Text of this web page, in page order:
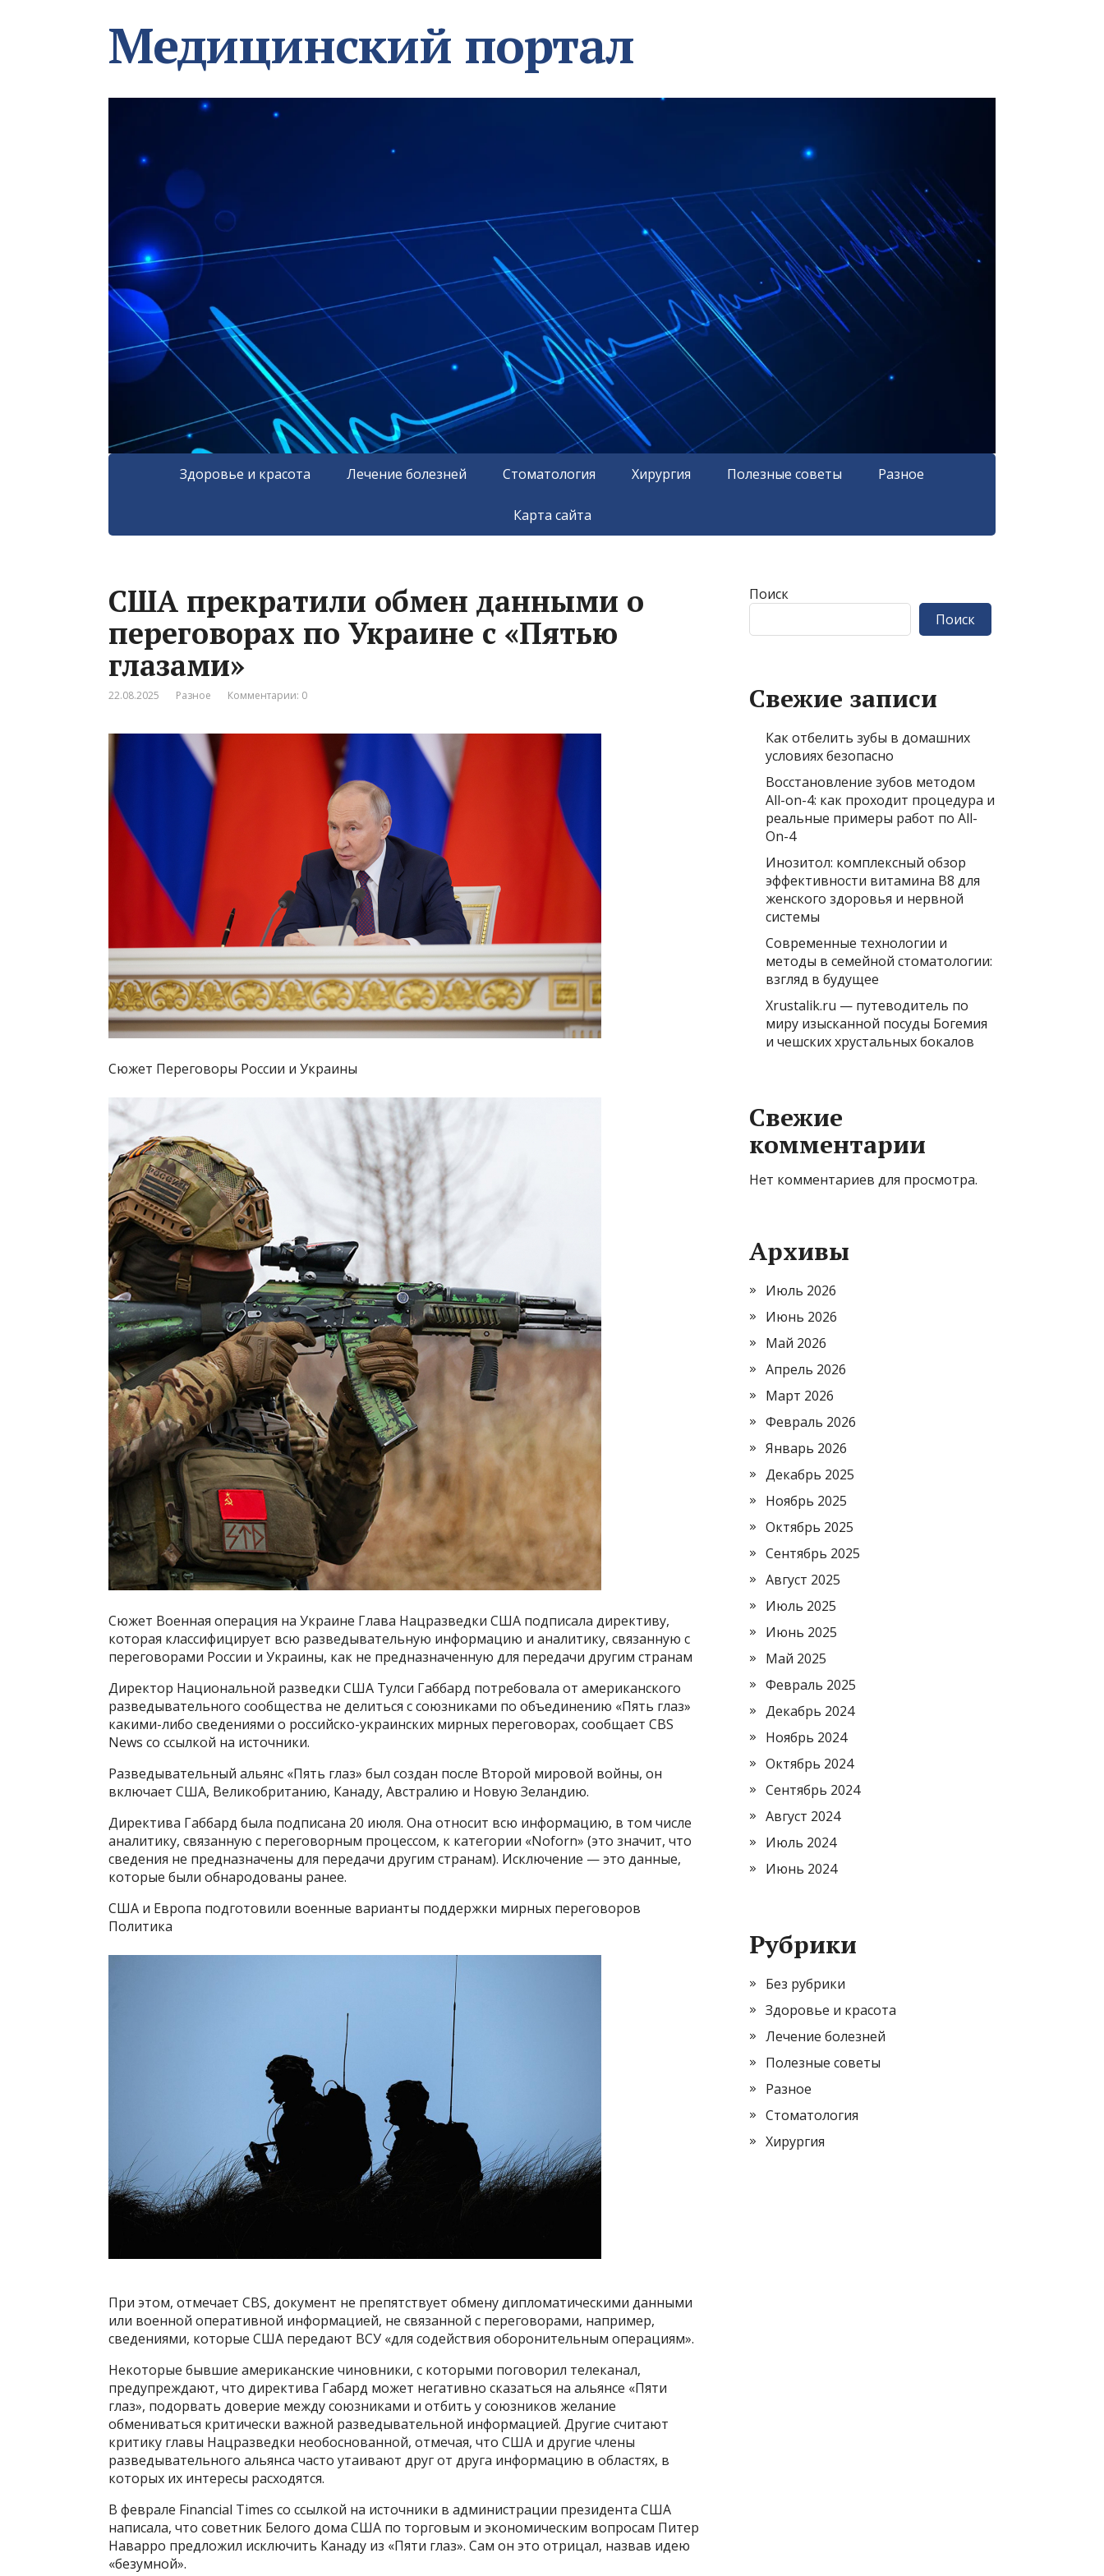
Медицинский портал
Здоровье и красота Лечение болезней Стоматология Хирургия Полезные советы Разное
Карта сайта
США прекратили обмен данными о
переговорах по Украине с «Пятью
глазами»
22.08.2025 Разное Комментарии: 0
Сюжет Переговоры России и Украины
Сюжет Военная операция на Украине Глава Нацразведки США подписала директиву,
которая классифицирует всю разведывательную информацию и аналитику, связанную с
переговорами России и Украины, как не предназначенную для передачи другим странам
Директор Национальной разведки США Тулси Габбард потребовала от американского
разведывательного сообщества не делиться с союзниками по объединению «Пять глаз»
какими-либо сведениями о российско-украинских мирных переговорах, сообщает CBS
News со ссылкой на источники.
Разведывательный альянс «Пять глаз» был создан после Второй мировой войны, он
включает США, Великобританию, Канаду, Австралию и Новую Зеландию.
Директива Габбард была подписана 20 июля. Она относит всю информацию, в том числе
аналитику, связанную с переговорным процессом, к категории «Noforn» (это значит, что
сведения не предназначены для передачи другим странам). Исключение — это данные,
которые были обнародованы ранее.
США и Европа подготовили военные варианты поддержки мирных переговоров
Политика
При этом, отмечает CBS, документ не препятствует обмену дипломатическими данными
или военной оперативной информацией, не связанной с переговорами, например,
сведениями, которые США передают ВСУ «для содействия оборонительным операциям».
Некоторые бывшие американские чиновники, с которыми поговорил телеканал,
предупреждают, что директива Габард может негативно сказаться на альянсе «Пяти
глаз», подорвать доверие между союзниками и отбить у союзников желание
обмениваться критически важной разведывательной информацией. Другие считают
критику главы Нацразведки необоснованной, отмечая, что США и другие члены
разведывательного альянса часто утаивают друг от друга информацию в областях, в
которых их интересы расходятся.
В феврале Financial Times со ссылкой на источники в администрации президента США
написала, что советник Белого дома США по торговым и экономическим вопросам Питер
Наварро предложил исключить Канаду из «Пяти глаз». Сам он это отрицал, назвав идею
«безумной».
Поиск
Поиск
Свежие записи
Как отбелить зубы в домашних
условиях безопасно
Восстановление зубов методом
All-on-4: как проходит процедура и
реальные примеры работ по All-
On-4
Инозитол: комплексный обзор
эффективности витамина B8 для
женского здоровья и нервной
системы
Современные технологии и
методы в семейной стоматологии:
взгляд в будущее
Xrustalik.ru — путеводитель по
миру изысканной посуды Богемия
и чешских хрустальных бокалов
Свежие
комментарии
Нет комментариев для просмотра.
Архивы
Июль 2026
Июнь 2026
Май 2026
Апрель 2026
Март 2026
Февраль 2026
Январь 2026
Декабрь 2025
Ноябрь 2025
Октябрь 2025
Сентябрь 2025
Август 2025
Июль 2025
Июнь 2025
Май 2025
Февраль 2025
Декабрь 2024
Ноябрь 2024
Октябрь 2024
Сентябрь 2024
Август 2024
Июль 2024
Июнь 2024
Рубрики
Без рубрики
Здоровье и красота
Лечение болезней
Полезные советы
Разное
Стоматология
Хирургия